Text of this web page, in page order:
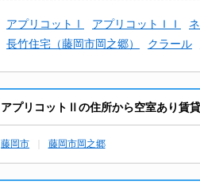
アプリコットⅠ アプリコットＩＩ
長竹住宅（藤岡市岡之郷）
クラール
アプリコットⅡの住所から空室あり賃
藤岡市 藤岡市岡之郷